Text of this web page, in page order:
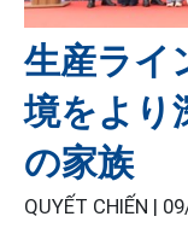
生産ライ
境をより
の家族
QUYẾT CHIẾN |